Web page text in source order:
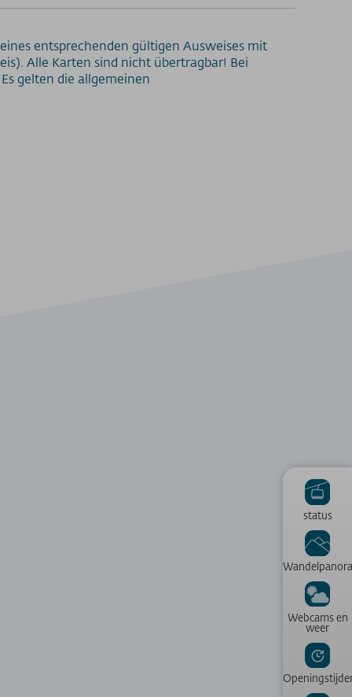
entsprechenden gültigen Ausweises mit
Alle Karten sind nicht übertragbar! Bei
gelten die allgemeinen
status
Webcams en
weer